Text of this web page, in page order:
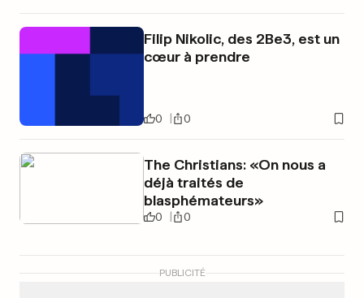
Filip Nikolic, des 2Be3, est un
cœur à prendre
0 0
The Christians: «On nous a
déjà traités de
blasphémateurs»
0 0
PUBLICITÉ